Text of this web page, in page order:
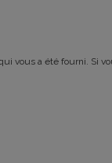
vous a été fourni. Si